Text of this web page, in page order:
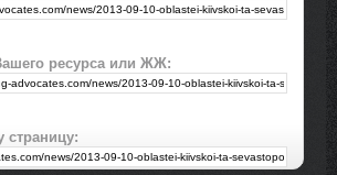
ресурса или ЖЖ:
страницу: